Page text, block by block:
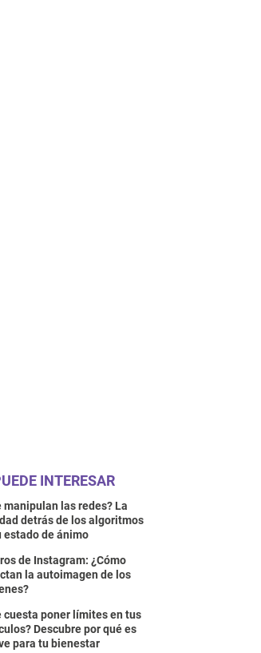
INTERESAR
manipulan las redes? La
detrás de los algoritmos
estado de ánimo
de Instagram: ¿Cómo
la autoimagen de los
cuesta poner límites en tus
Descubre por qué es
para tu bienestar